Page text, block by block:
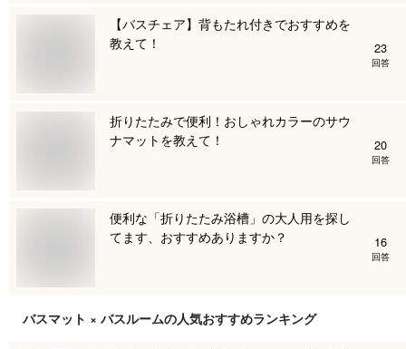
【バスチェア】背もたれ付きでおすすめを
教えて！
23
回答
折りたたみで便利！おしゃれカラーのサウ
ナマットを教えて！
20
回答
便利な「折りたたみ浴槽」の大人用を探し
てます、おすすめありますか？
16
回答
バスマット × バスルームの人気おすすめランキング